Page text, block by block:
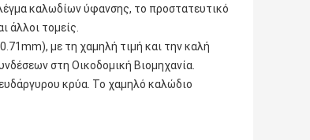
καλωδίων ύφανσης, το προστατευτικό
άλλοι τομείς.
με τη χαμηλή τιμή και την καλή
στη Οικοδομική Βιομηχανία.
κρύα. Το χαμηλό καλώδιο